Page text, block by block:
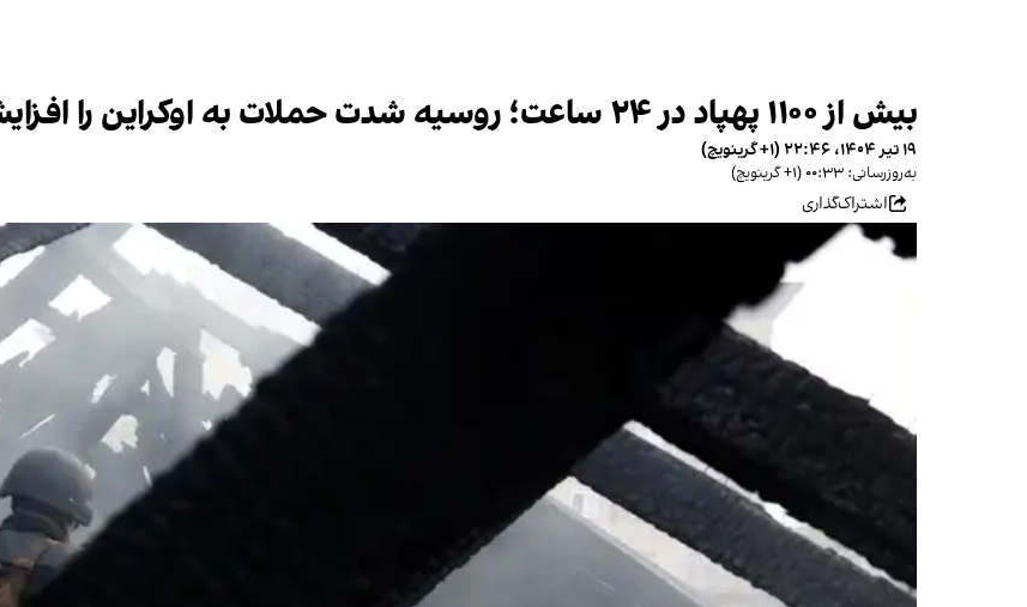
بیش از ۱۱۰۰ پهپاد در ۲۴ ساعت؛ روسیه شدت حملات به اوکراین را افزایش داد
۱۹ تیر ۱۴۰۴، ۲۲:۴۶ (‎+۱ گرینویچ)
به‌روزرسانی: ۰۰:۳۳ (‎+۱ گرینویچ)
اشتراک‌گذاری